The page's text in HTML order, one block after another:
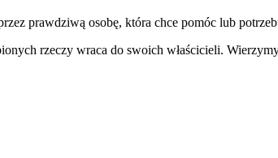
prawdziwą osobę, która chce pomóc lub
rzeczy wraca do swoich właścicieli.